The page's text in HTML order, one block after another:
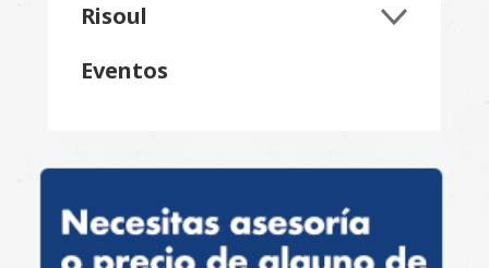
Risoul
Eventos